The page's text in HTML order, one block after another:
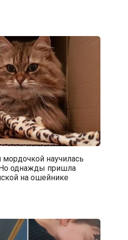
мордочкой научилась
Но однажды пришла
на ошейнике